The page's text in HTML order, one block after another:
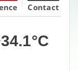
Contact